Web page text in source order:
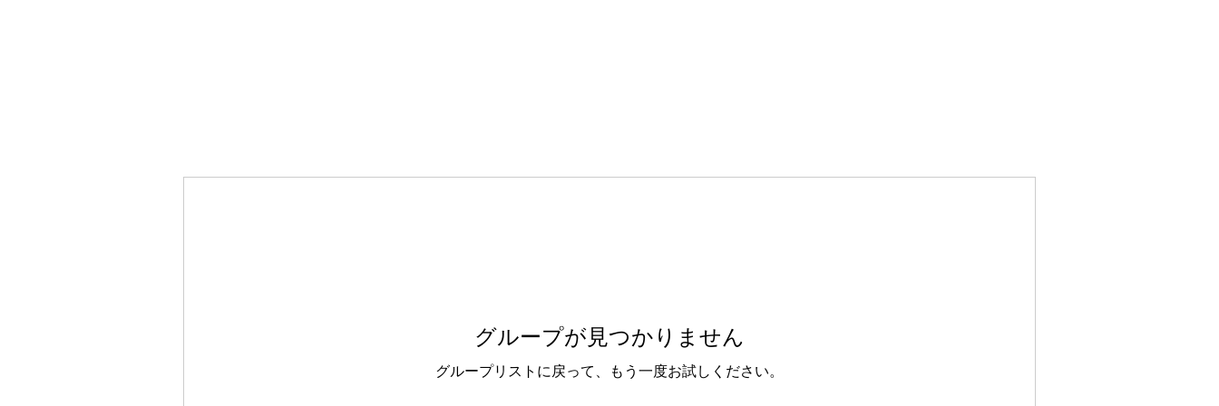
グループが見つかりません
グループリストに戻って、もう一度お試しください。